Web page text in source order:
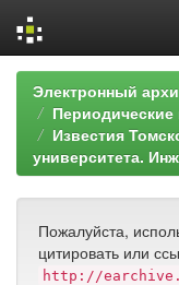
Skip
navigation
Электронный
Известия
университета.
Пожалуйста,
цитировать или
http://